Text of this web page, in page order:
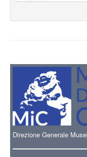
Direzione Generale Musei